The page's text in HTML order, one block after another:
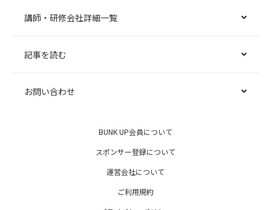
講師・研修会社詳細一覧
記事を読む
お問い合わせ
BUNK UP会員について
スポンサー登録について
運営会社について
ご利用規約